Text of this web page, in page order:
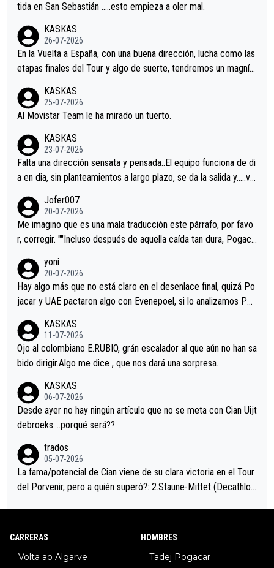
er alguna sorpresa en la Vuelta.Ojalá.
tida en San Sebastián …..esto empieza a oler mal.
KASKAS
26-07-2026
En la Vuelta a España, con una buena dirección, lucha como las
etapas finales del Tour y algo de suerte, tendremos un magnífi
KASKAS
25-07-2026
Al Movistar Team le ha mirado un tuerto.
KASKAS
23-07-2026
Falta una dirección sensata y pensada..El equipo funciona de di
a en dia, sin planteamientos a largo plazo, se da la salida y…..ve
Minguez, Velez etc etc.Me da pena vivir estos momentos tan
tristes sin victorias.
Jofer007
20-07-2026
Me imagino que es una mala traducción este párrafo, por favo
r, corregir. ""Incluso después de aquella caída tan dura, Pogaca
permaneció pegado a su rueda. Parecía increíble la forma en l
a que era capaz de controlar el miedo", recordó."
yoni
20-07-2026
Hay algo más que no está claro en el desenlace final, quizá Po
jacar y UAE pactaron algo con Evenepoel, si lo analizamos Poj
i sin pedalear, luego está el saludo con Evenepoel dándose la
mano de una manera muy fraternal, más allá de los típicos toqu
es en el hombro con que saludaba a Vingegard. Ahí hubo una in
eta, a ver si por querer poner a Del Toro con calzador en posi
ción de podio UAE y Pojacar se van complicar el tour.
KASKAS
11-07-2026
Ojo al colombiano E.RUBIO, grán escalador al que aún no han sa
bido dirigir.Algo me dice , que nos dará una sorpresa.
KASKAS
06-07-2026
Desde ayer no hay ningún artículo que no se meta con Cian Uijt
debroeks….porqué será??
trados
05-07-2026
La fama/potencial de Cian viene de su clara victoria en el Tour
del Porvenir, pero a quién superó?: 2.Staune-Mittet (Decathlon,
8.Lenny Martinez (Bahrein), 9. Van Belle (Visma), 10. Vacek (Li
CARRERAS
Volta ao Algarve
HOMBRES
Tadej Pogacar